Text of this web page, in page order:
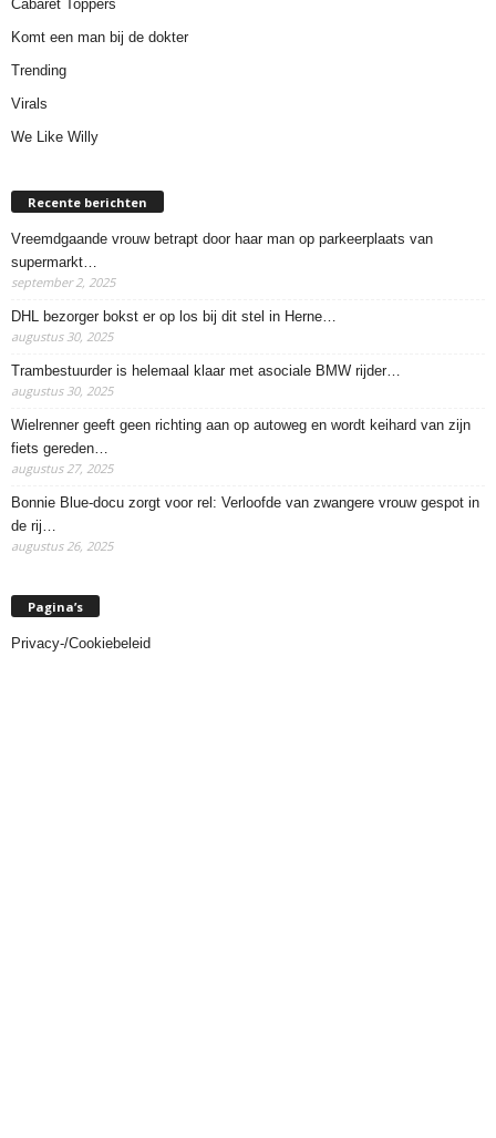
Cabaret Toppers
Komt een man bij de dokter
Trending
Virals
We Like Willy
Recente berichten
Vreemdgaande vrouw betrapt door haar man op parkeerplaats van
supermarkt…
september 2, 2025
DHL bezorger bokst er op los bij dit stel in Herne…
augustus 30, 2025
Trambestuurder is helemaal klaar met asociale BMW rijder…
augustus 30, 2025
Wielrenner geeft geen richting aan op autoweg en wordt keihard van zijn
fiets gereden…
augustus 27, 2025
Bonnie Blue-docu zorgt voor rel: Verloofde van zwangere vrouw gespot in
de rij…
augustus 26, 2025
Pagina’s
Privacy-/Cookiebeleid